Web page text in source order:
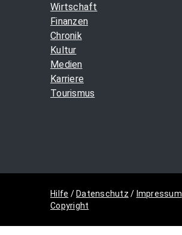
Wirtschaft
Finanzen
Chronik
Kultur
Medien
Karriere
Tourismus
Hilfe / Datenschutz / Impressum
Copyright